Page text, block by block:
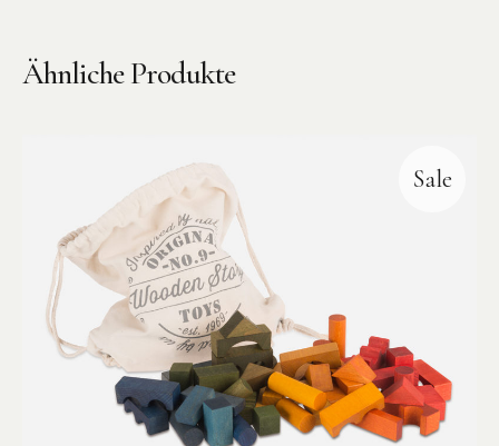
Ähnliche Produkte
Sale